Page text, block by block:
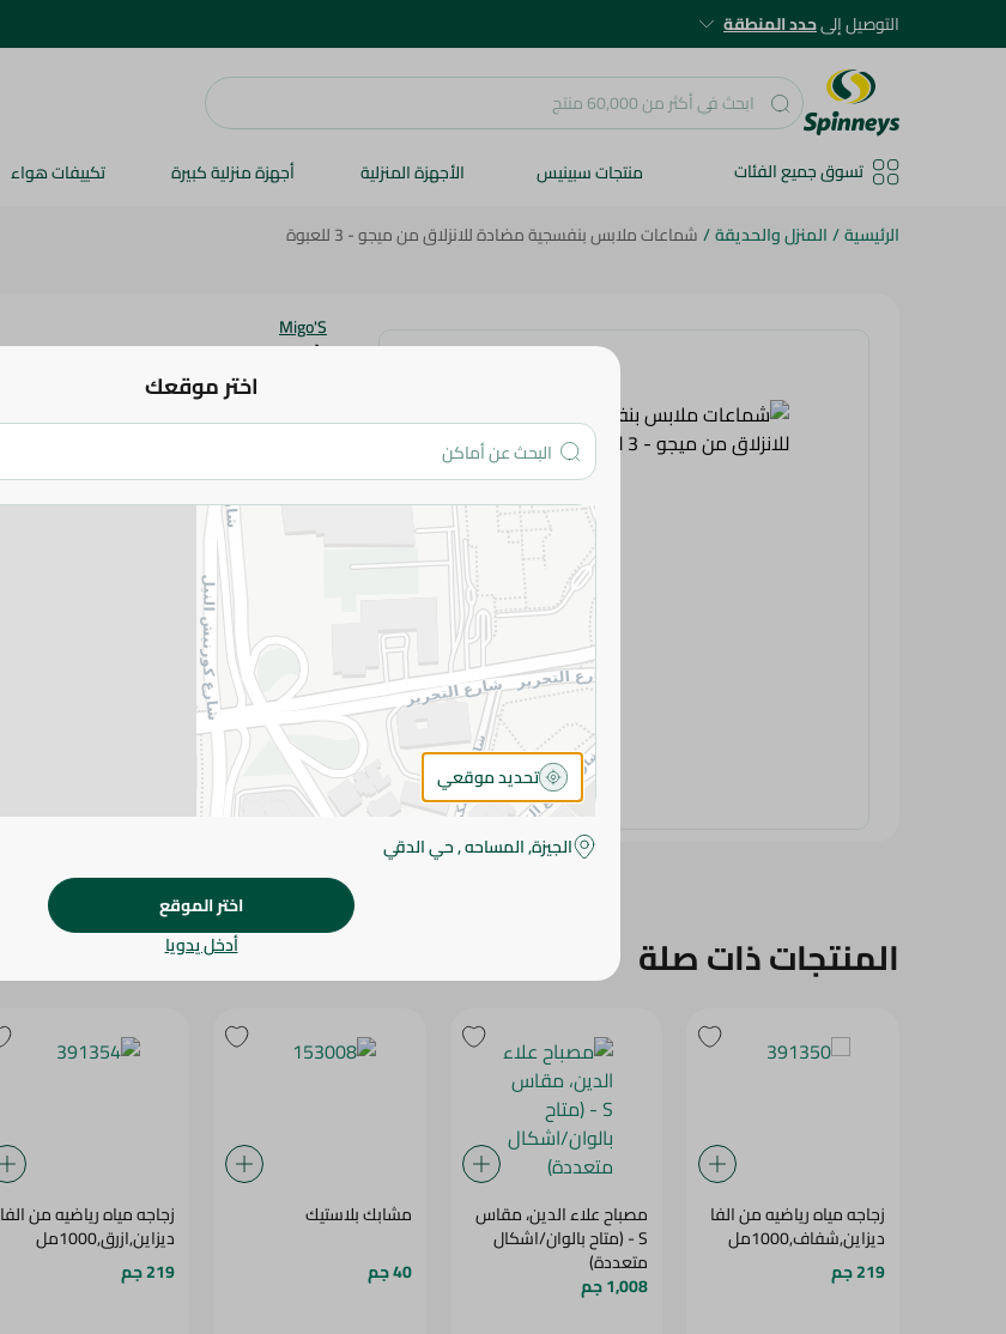
التوصيل إلىحدد المنطقة
تسوق جميع الفئات منتجات سبينيس الأجهزة المنزلية أجهزة منزلية كبيرة تكييفات هواء
الرئيسية/المنزل والحديقة/شماعات ملابس بنفسجية مضادة للانزلاق من ميجو - 3 للعبوة
Migo'S
162 جم
اضف للعربة
يرجى الملاحظة:
طفيف. قد يتغير التعبئة بناءً على التوفر.
المواصفات
براند
SKU
المنتجات ذات صلة
زجاجه مياه رياضيه من الفا
ديزاين,شفاف,1000مل
219 جم
مصباح علاء الدين، مقاس
S - (متاح بالوان/اشكال
متعددة)
1,008 جم
مشابك بلاستيك
40 جم
زجاجه مياه رياضيه من الفا
ديزاين,ازرق,1000مل
219 جم
اختر موقعك
تحديد موقعي
الجيزة, المساحه , حي الدقي
اختر الموقع
أدخل يدويا